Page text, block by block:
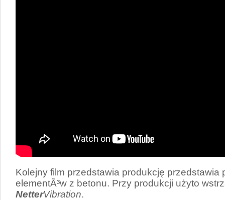
Kolejny film przedstawia produkcję przedstawia
elementÃ³w z betonu. Przy produkcji użyto
NetterVibration.